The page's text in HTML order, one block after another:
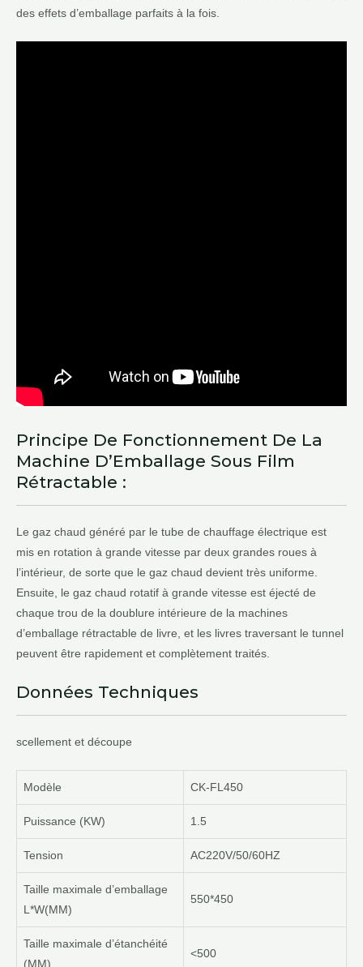
des effets d’emballage parfaits à la fois.
Principe De Fonctionnement De La
Machine D’Emballage Sous Film
Rétractable :
Le gaz chaud généré par le tube de chauffage électrique est
mis en rotation à grande vitesse par deux grandes roues à
l’intérieur, de sorte que le gaz chaud devient très uniforme.
Ensuite, le gaz chaud rotatif à grande vitesse est éjecté de
chaque trou de la doublure intérieure de la machines
d’emballage rétractable de livre, et les livres traversant le tunnel
peuvent être rapidement et complètement traités.
Données Techniques
scellement et découpe
Modèle CK-FL450
Puissance (KW) 1.5
Tension AC220V/50/60HZ
Taille maximale d’emballage
L*W(MM)
550*450
Taille maximale d’étanchéité
(MM)
<500